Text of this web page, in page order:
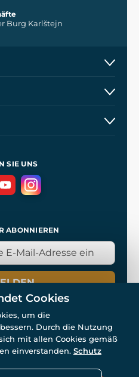
Burg Karlštejn
SIE UNS
ABONNIEREN
2007-2026.
Cookies
um die
Durch die Nutzung
mit allen Cookies gemäß
einverstanden. Schutz